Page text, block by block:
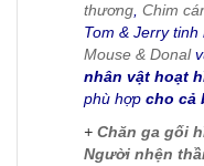
thương Chim
Tom & Jerry tinh
Mouse & Donal
nhân vật hoạt
phù hợp cho cả
+ Chăn ga gối
Người nhện